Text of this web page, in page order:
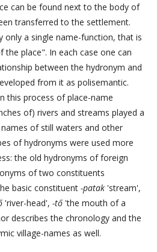
can be found next to the body of
transferred to the settlement.
only a single name-function, that is
place". In each case one can
between the hydronym and
from it as polisemantic.
this process of place-name
of) rivers and streams played a
of still waters and other
of hydronyms were used more
the old hydronyms of foreign
of two constituents
basic constituent -patak 'stream',
'river-head', -tő 'the mouth of a
describes the chronology and the
village-names as well.